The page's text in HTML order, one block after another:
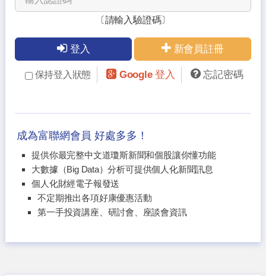
〔請輸入驗證碼〕
登入 新會員註冊
保持登入狀態 Google 登入 忘記密碼
成為富聯網會員 好處多多！
提供你最完整中文道瓊斯新聞和個股讓你懂功能
大數據（Big Data）分析可提供個人化新聞訊息
個人化財經電子報發送
不定期推出各項好康優惠活動
第一手投資講座、研討會、座談會資訊